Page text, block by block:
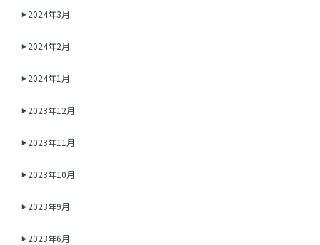
2024年3月
2024年2月
2024年1月
2023年12月
2023年11月
2023年10月
2023年9月
2023年6月